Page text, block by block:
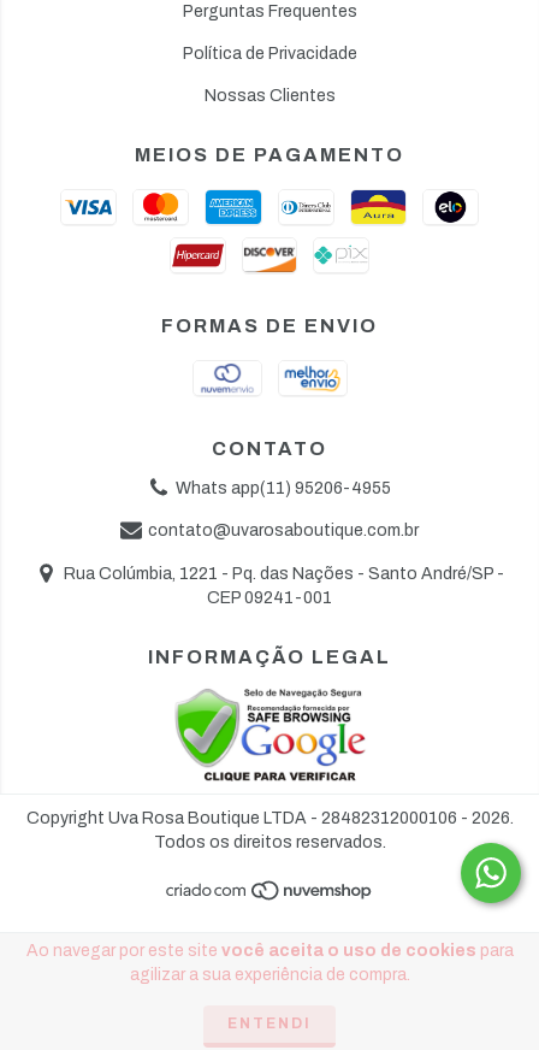
Ao navegar por este site você aceita o uso de cookies para
agilizar a sua experiência de compra.
ENTENDI
Perguntas Frequentes
Política de Privacidade
Nossas Clientes
MEIOS DE PAGAMENTO
FORMAS DE ENVIO
CONTATO
Whats app(11) 95206-4955
contato@uvarosaboutique.com.br
Rua Colúmbia, 1221 - Pq. das Nações - Santo André/SP -
CEP 09241-001
INFORMAÇÃO LEGAL
Copyright Uva Rosa Boutique LTDA - 28482312000106 - 2026.
Todos os direitos reservados.